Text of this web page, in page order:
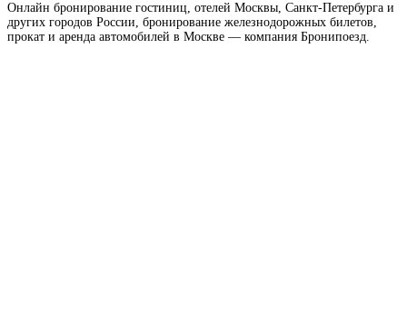
Онлайн бронирование гостиниц, отелей Москвы, Санкт-Петербурга и
других городов России, бронирование железнодорожных билетов,
прокат и аренда автомобилей в Москве — компания Бронипоезд.